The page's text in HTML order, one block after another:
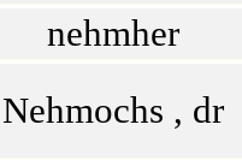
nehmher
Nehmochs , dr